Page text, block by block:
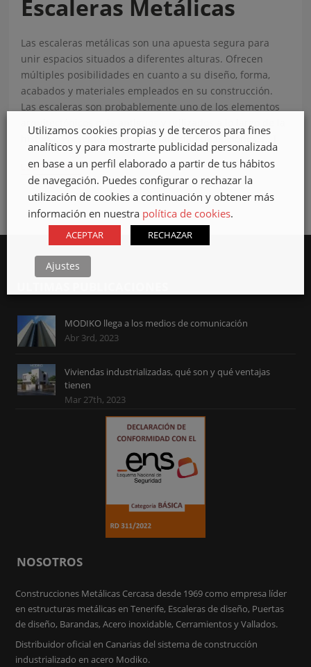
Escaleras Metálicas
Las escaleras metálicas son una apuesta segura para
unir espacios situados a diferentes alturas. Ofrecen
múltiples posibilidades en cuanto a su diseño, forma,
acabados y materiales empleados en su construcción.
Las escaleras son probablemente uno de los elementos
historia. Presentan una gran variedad de opciones, […]
LEER MÁS ›
MODIKO llega a los medios de comunicación
Abr 3rd, 2023
Viviendas industrializadas, qué son y qué ventajas
tienen
Mar 27th, 2023
NOSOTROS
Construcciones Metálicas Cercasa desde 1969 como empresa líder
en estructuras metálicas en Tenerife, Escaleras de diseño, Puertas
de diseño, Barandas, Acero inoxidable, Cerramientos y Vallados.
Distribuidor oficial en Canarias del sistema de construcción
industrializado en acero Modiko.
Utilizamos cookies propias y de terceros para fines
analíticos y para mostrarte publicidad personalizada
en base a un perfil elaborado a partir de tus hábitos
de navegación. Puedes configurar o rechazar la
utilización de cookies a continuación y obtener más
información en nuestra política de cookies.
ACEPTAR RECHAZAR
Ajustes